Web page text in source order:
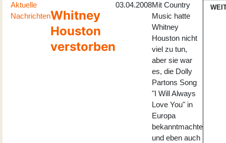
Aktuelle
NachrichtenWhitney
Houston
verstorben
03.04.2008Mit Country
Music hatte
Whitney
Houston nicht
viel zu tun,
aber sie war
es, die Dolly
Partons Song
"I Will Always
Love You" in
Europa
bekanntmachte
und eben auch